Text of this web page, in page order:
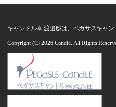
キャンドル卓 渡邉邸は、ペガサスキャン
Copyright (C) 2026 Candle. All Rights